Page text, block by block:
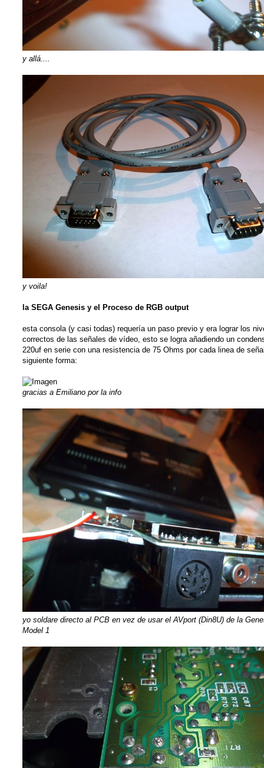
y allá....
y voila!
la SEGA Genesis y el Proceso de RGB output
esta consola (y casi todas) requería un paso previo y era lograr los
correctos de las señales de vídeo, esto se logra añadiendo un
220uf en serie con una resistencia de 75 Ohms por cada linea de
siguiente forma:
gracias a Emiliano por la info
yo soldare directo al PCB en vez de usar el AVport (Din8U) de la
Model 1